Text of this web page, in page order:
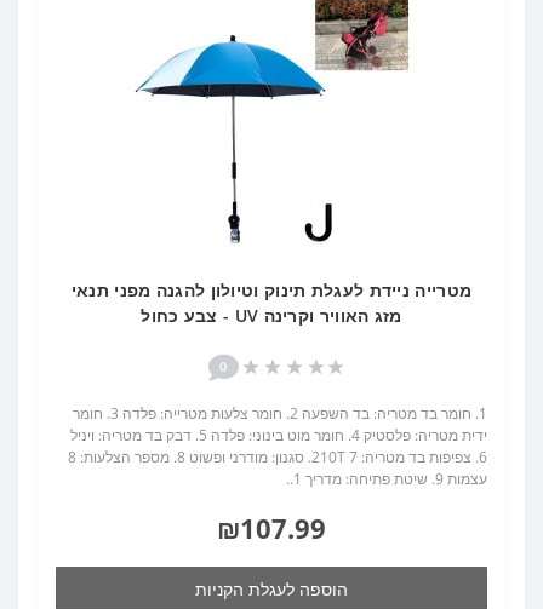
מטרייה ניידת לעגלת תינוק וטיולון להגנה מפני תנאי
מזג האוויר וקרינה UV - צבע כחול
0
1. חומר בד מטריה: בד השפעה 2. חומר צלעות מטרייה: פלדה 3. חומר
ידית מטריה: פלסטיק 4. חומר מוט בינוני: פלדה 5. דבק בד מטריה: ויניל
6. צפיפות בד מטריה: 210T 7. סגנון: מודרני ופשוט 8. מספר הצלעות: 8
עצמות 9. שיטת פתיחה: מדריך 1..
₪107.99
הוספה לעגלת הקניות